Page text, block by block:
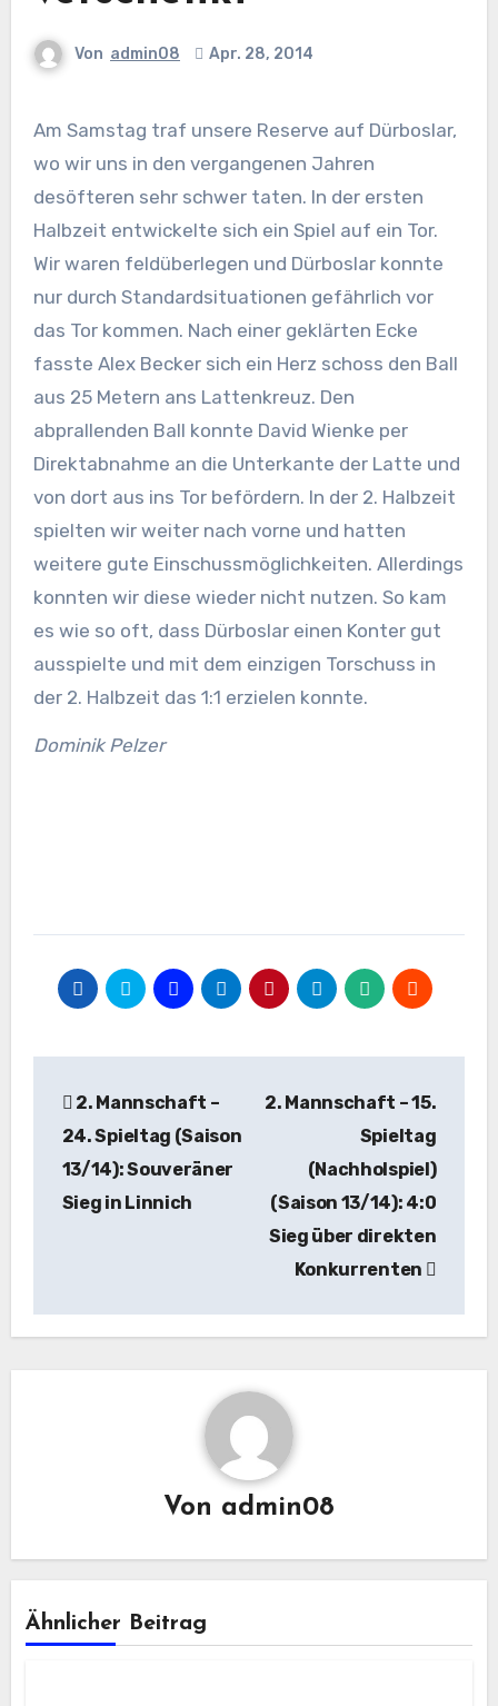
Von admin08 Apr. 28, 2014
Am Samstag traf unsere Reserve auf Dürboslar,
wo wir uns in den vergangenen Jahren
desöfteren sehr schwer taten. In der ersten
Halbzeit entwickelte sich ein Spiel auf ein Tor.
Wir waren feldüberlegen und Dürboslar konnte
nur durch Standardsituationen gefährlich vor
das Tor kommen. Nach einer geklärten Ecke
fasste Alex Becker sich ein Herz schoss den Ball
aus 25 Metern ans Lattenkreuz. Den
abprallenden Ball konnte David Wienke per
Direktabnahme an die Unterkante der Latte und
von dort aus ins Tor befördern. In der 2. Halbzeit
spielten wir weiter nach vorne und hatten
weitere gute Einschussmöglichkeiten. Allerdings
konnten wir diese wieder nicht nutzen. So kam
es wie so oft, dass Dürboslar einen Konter gut
ausspielte und mit dem einzigen Torschuss in
der 2. Halbzeit das 1:1 erzielen konnte.
Dominik Pelzer
2. Mannschaft –
24. Spieltag (Saison
13/14): Souveräner
Sieg in Linnich
2. Mannschaft – 15.
Spieltag
(Nachholspiel)
(Saison 13/14): 4:0
Sieg über direkten
Konkurrenten
Von admin08
Ähnlicher Beitrag